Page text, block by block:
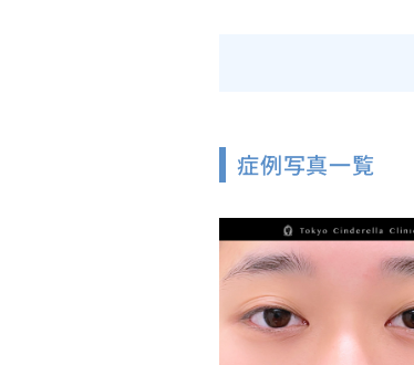
症例写真一覧